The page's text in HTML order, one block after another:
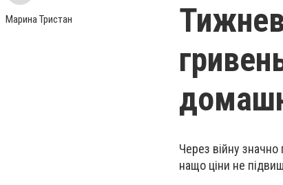
Марина Тристан
Через війну значно
нащо ціни не